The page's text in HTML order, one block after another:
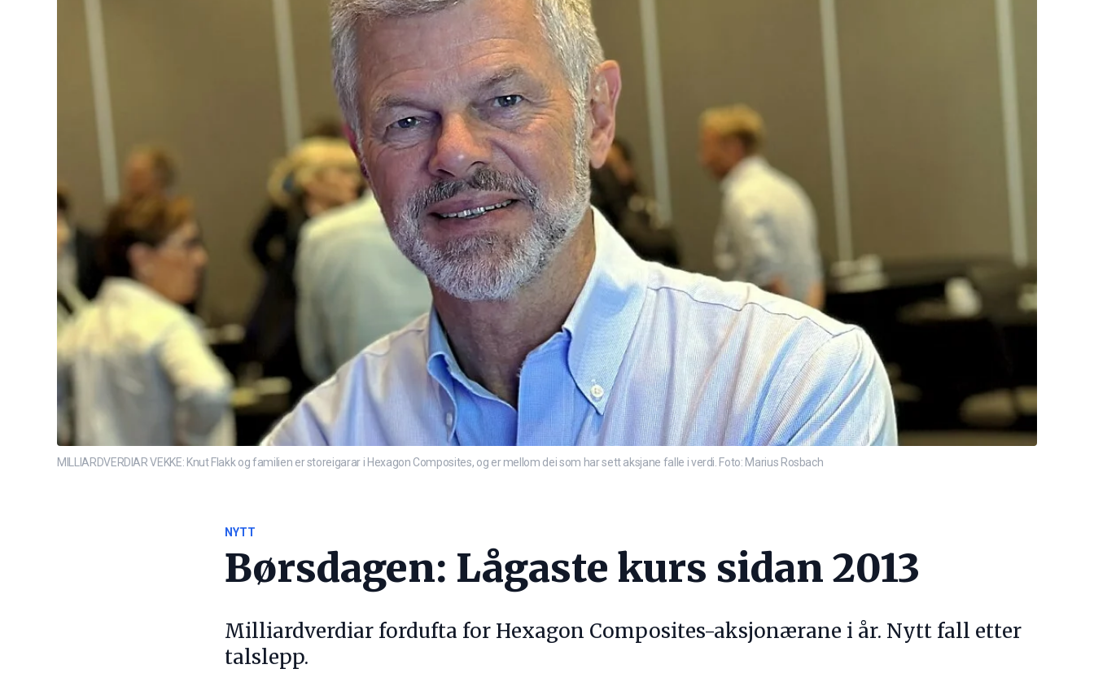
MILLIARDVERDIAR VEKKE: Knut Flakk og familien er storeigarar i Hexagon Composites, og er mellom dei som har sett aksjane falle i verdi. Foto: Marius Rosbach
NYTT
Børsdagen: Lågaste kurs sidan 2013
Milliardverdiar fordufta for Hexagon Composites-aksjonærane i år. Nytt fall etter
talslepp.